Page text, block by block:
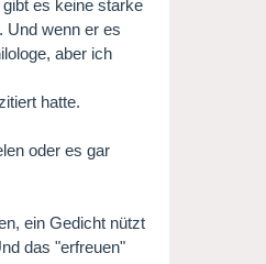
es keine starke
Und wenn er es
aber ich
hatte.
oder es gar
ein Gedicht nützt
das "erfreuen"